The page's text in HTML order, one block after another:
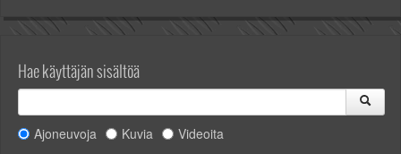
Mainostus
Kevytversio
Hae käyttäjän sisältöä
Ajoneuvoja Kuvia Videoita